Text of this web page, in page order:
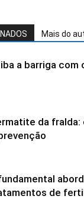
Mais do
a barriga com
da fralda:
de